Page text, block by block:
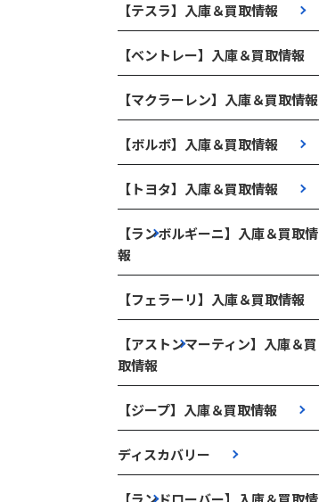
【テスラ】入庫＆買取情報
【ベントレー】入庫＆買取情報
【マクラーレン】入庫＆買取情報
【ボルボ】入庫＆買取情報
【トヨタ】入庫＆買取情報
【ランボルギーニ】入庫＆買取情
報
【フェラーリ】入庫＆買取情報
【アストンマーティン】入庫＆買
取情報
【ジープ】入庫＆買取情報
ディスカバリー